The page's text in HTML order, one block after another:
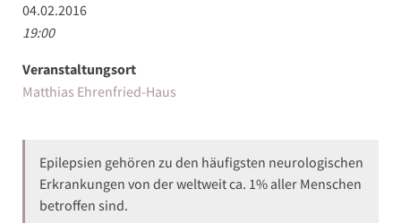
04.02.2016
19:00
Veranstaltungsort
Matthias Ehrenfried-Haus
Epilepsien gehören zu den häufigsten neurologischen
Erkrankungen von der weltweit ca. 1% aller Menschen
betroffen sind.